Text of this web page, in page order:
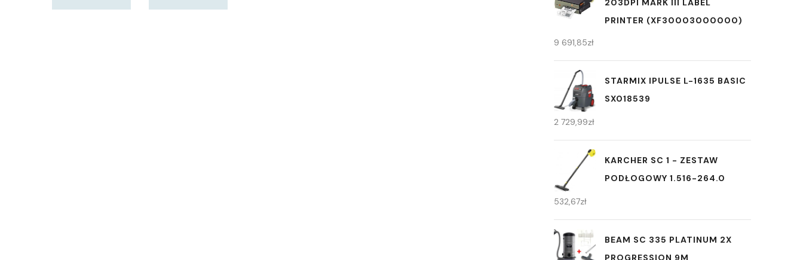
203DPI MARK III LABEL
PRINTER (XF30003000000)
9 691,85zł
STARMIX IPULSE L-1635 BASIC
SX018539
2 729,99zł
KARCHER SC 1 - ZESTAW
PODŁOGOWY 1.516-264.0
532,67zł
BEAM SC 335 PLATINUM 2X
PROGRESSION 9M